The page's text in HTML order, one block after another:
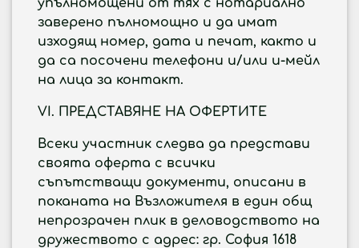
упълномощени от тях с нотариално
заверено пълномощно и да имат
изходящ номер, дата и печат, както и
да са посочени телефони и/или и-мейл
на лица за контакт.
VI. ПРЕДСТАВЯНЕ НА ОФЕРТИТЕ
Всеки участник следва да представи
своята оферта с всички
съпътстващи документи, описани в
поканата на Възложителя в един общ
непрозрачен плик в деловодството на
дружеството с адрес: гр. София 1618